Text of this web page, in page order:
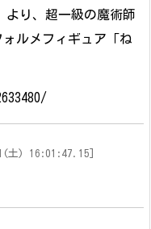
り、超一級の魔術師
ォルメフィギュア「ね
土) 16:01:47.15]